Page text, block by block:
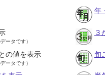
年
ータです）
３
の値を表示
ータです）
旬